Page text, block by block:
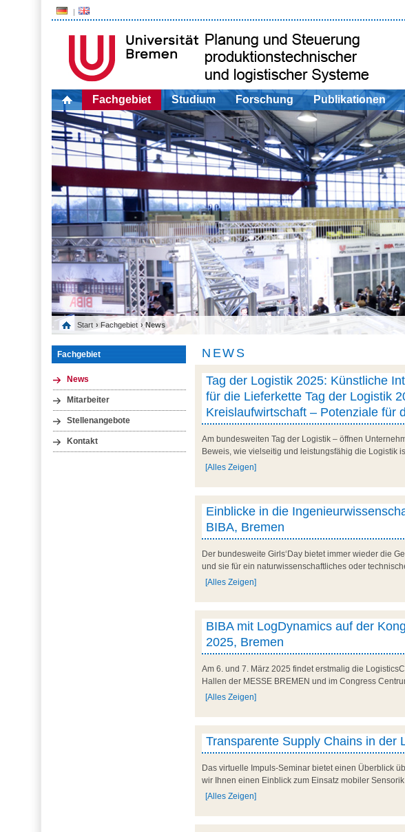
Fachgebiet Studium Forschung Publikationen
Start › Fachgebiet › News
Fachgebiet
News
Mitarbeiter
Stellenangebote
Kontakt
NEWS
Tag der Logistik 2025: Künstliche
für die Lieferkette Tag der Logistik
Kreislaufwirtschaft – Potenziale für
Am bundesweiten Tag der Logistik – öffnen
Beweis, wie vielseitig und leistungsfähig die Logistik
[Alles Zeigen]
Einblicke in die
BIBA, Bremen
Der bundesweite Girls‘Day bietet immer wieder die
und sie für ein naturwissenschaftliches oder
[Alles Zeigen]
BIBA mit LogDynamics auf der
2025, Bremen
Am 6. und 7. März 2025 findet erstmalig die
Hallen der MESSE BREMEN und im Congress
[Alles Zeigen]
Transparente Supply Chains in der
Das virtuelle Impuls-Seminar bietet einen Überblick
wir Ihnen einen Einblick zum Einsatz mobiler
[Alles Zeigen]